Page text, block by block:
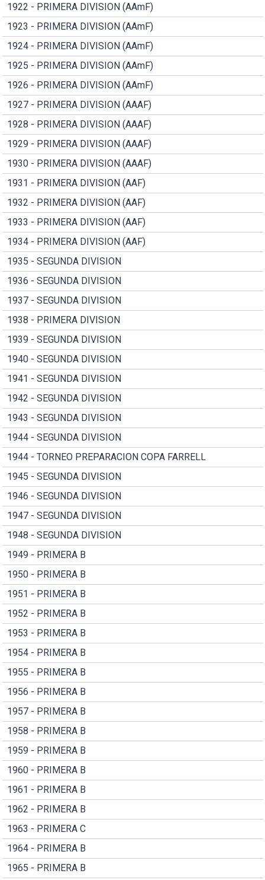
1922 - PRIMERA DIVISION (AAmF)
1923 - PRIMERA DIVISION (AAmF)
1924 - PRIMERA DIVISION (AAmF)
1925 - PRIMERA DIVISION (AAmF)
1926 - PRIMERA DIVISION (AAmF)
1927 - PRIMERA DIVISION (AAAF)
1928 - PRIMERA DIVISION (AAAF)
1929 - PRIMERA DIVISION (AAAF)
1930 - PRIMERA DIVISION (AAAF)
1931 - PRIMERA DIVISION (AAF)
1932 - PRIMERA DIVISION (AAF)
1933 - PRIMERA DIVISION (AAF)
1934 - PRIMERA DIVISION (AAF)
1935 - SEGUNDA DIVISION
1936 - SEGUNDA DIVISION
1937 - SEGUNDA DIVISION
1938 - PRIMERA DIVISION
1939 - SEGUNDA DIVISION
1940 - SEGUNDA DIVISION
1941 - SEGUNDA DIVISION
1942 - SEGUNDA DIVISION
1943 - SEGUNDA DIVISION
1944 - SEGUNDA DIVISION
1944 - TORNEO PREPARACION COPA FARRELL
1945 - SEGUNDA DIVISION
1946 - SEGUNDA DIVISION
1947 - SEGUNDA DIVISION
1948 - SEGUNDA DIVISION
1949 - PRIMERA B
1950 - PRIMERA B
1951 - PRIMERA B
1952 - PRIMERA B
1953 - PRIMERA B
1954 - PRIMERA B
1955 - PRIMERA B
1956 - PRIMERA B
1957 - PRIMERA B
1958 - PRIMERA B
1959 - PRIMERA B
1960 - PRIMERA B
1961 - PRIMERA B
1962 - PRIMERA B
1963 - PRIMERA C
1964 - PRIMERA B
1965 - PRIMERA B